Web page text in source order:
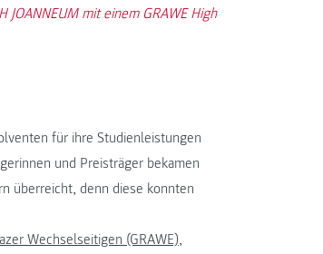
mit einem GRAWE High
für ihre Studienleistungen
und Preisträger bekamen
überreicht, denn diese konnten
Wechselseitigen (GRAWE),